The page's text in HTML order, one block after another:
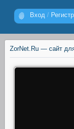
Вход /
ZorNet.Ru — сайт